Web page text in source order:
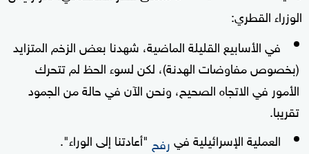
الوزراء القطري:
في الأسابيع القليلة الماضية، شهدنا بعض الزخم المتزايد
(بخصوص مفاوضات الهدنة)، لكن لسوء الحظ لم تتحرك
الأمور في الاتجاه الصحيح، ونحن الآن في حالة من الجمود
تقريبا.
العملية الإسرائيلية فيرفح "أعادتنا إلى الوراء".